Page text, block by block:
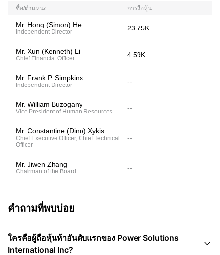
ชื่อ/ตำแหน่ง การถือหุ้น
Mr. Hong (Simon) He
Independent Director 23.75K
Mr. Xun (Kenneth) Li
Chief Financial Officer 4.59K
Mr. Frank P. Simpkins
Independent Director --
Mr. William Buzogany
Vice President of Human Resources --
Mr. Constantine (Dino) Xykis
Chief Executive Officer, Chief Technical
Officer
--
Mr. Jiwen Zhang
Chairman of the Board --
คำถามที่พบบ่อย
ใครคือผู้ถือหุ้นห้าอันดับแรกของ Power Solutions
International Inc?
